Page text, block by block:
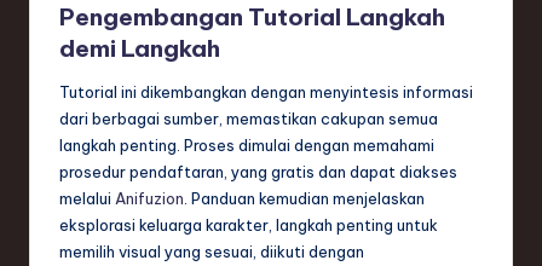
Pengembangan Tutorial Langkah
demi Langkah
Tutorial ini dikembangkan dengan menyintesis informasi
dari berbagai sumber, memastikan cakupan semua
langkah penting. Proses dimulai dengan memahami
prosedur pendaftaran, yang gratis dan dapat diakses
melalui Anifuzion . Panduan kemudian menjelaskan
eksplorasi keluarga karakter, langkah penting untuk
memilih visual yang sesuai, diikuti dengan